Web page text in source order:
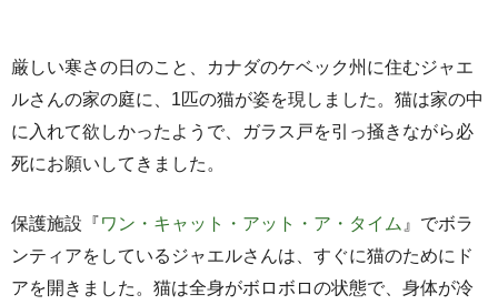
厳しい寒さの日のこと、カナダのケベック州に住むジャエ
ルさんの家の庭に、1匹の猫が姿を現しました。猫は家の中
に入れて欲しかったようで、ガラス戸を引っ掻きながら必
死にお願いしてきました。
保護施設『ワン・キャット・アット・ア・タイム 』でボラ
ンティアをしているジャエルさんは、すぐに猫のためにド
アを開きました。猫は全身がボロボロの状態で、身体が冷